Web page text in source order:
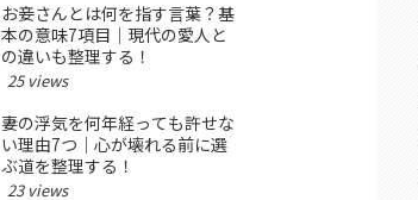
お妾さんとは何を指す言葉？基
本の意味7項目｜現代の愛人と
の違いも整理する！
25 views
妻の浮気を何年経っても許せな
い理由7つ｜心が壊れる前に選
ぶ道を整理する！
23 views